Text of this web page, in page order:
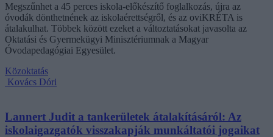
Megszűnhet a 45 perces iskola-előkészítő foglalkozás, újra az
óvodák dönthetnének az iskolaérettségről, és az oviKRÉTA is
átalakulhat. Többek között ezeket a változtatásokat javasolta az
Oktatási és Gyermekügyi Minisztériumnak a Magyar
Óvodapedagógiai Egyesület.
Közoktatás
Kovács Dóri
Lannert Judit a tankerületek átalakításáról: Az
iskolaigazgatók visszakapják munkáltatói jogaikat